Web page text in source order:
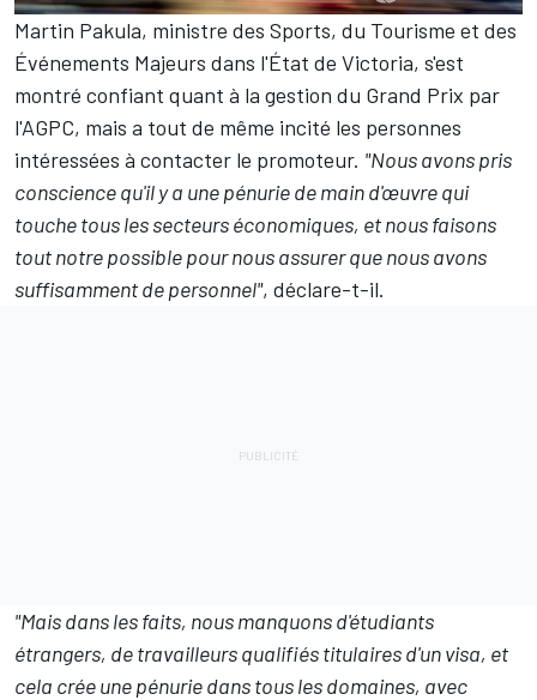
Martin Pakula, ministre des Sports, du Tourisme et des
Événements Majeurs dans l'État de Victoria, s'est
montré confiant quant à la gestion du Grand Prix par
l'AGPC, mais a tout de même incité les personnes
intéressées à contacter le promoteur. "Nous avons pris
conscience qu'il y a une pénurie de main d'œuvre qui
touche tous les secteurs économiques, et nous faisons
tout notre possible pour nous assurer que nous avons
suffisamment de personnel", déclare-t-il.
"Mais dans les faits, nous manquons d'étudiants
étrangers, de travailleurs qualifiés titulaires d'un visa, et
cela crée une pénurie dans tous les domaines, avec